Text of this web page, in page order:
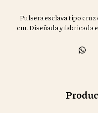
Pulsera esclava tipo cruz
cm. Diseñada y fabricada